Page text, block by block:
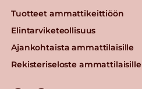
Tuotteet ammattikeittiöön
Elintarviketeollisuus
Ajankohtaista ammattilaisille
Rekisteriseloste ammattilaisille